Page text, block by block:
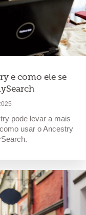
e como ele se
pode levar a mais
usar o Ancestry